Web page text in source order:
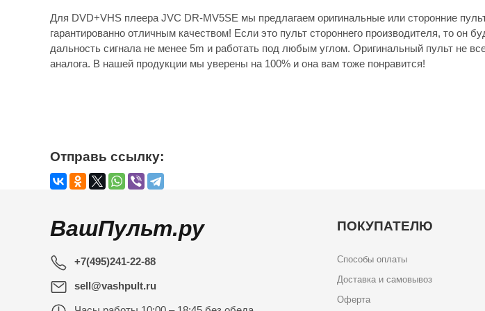
Для DVD+VHS плеера JVC DR-MV5SE мы предлагаем оригинальные или сторонние
гарантированно отличным качеством! Если это пульт стороннего производителя, то он
дальность сигнала не менее 5m и работать под любым углом. Оригинальный пульт не
аналога. В нашей продукции мы уверены на 100% и она вам тоже понравится!
Отправь ссылку:
ВашПульт.ру
+7(495)241-22-88
sell@vashpult.ru
ПОКУПАТЕЛЮ
Способы оплаты
Доставка и самовывоз
Оферта